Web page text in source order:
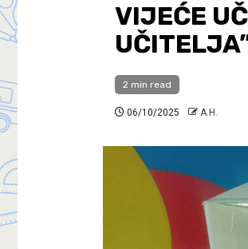
VIJEĆE
2 min read
06/10/2025 A.H.